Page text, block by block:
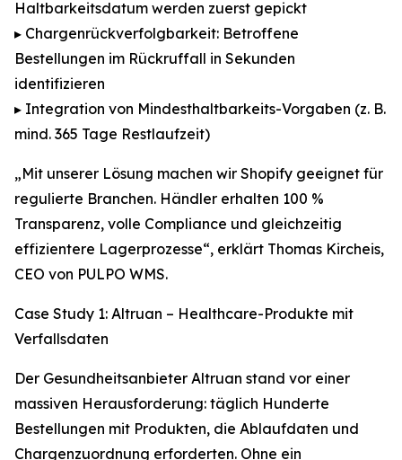
Haltbarkeitsdatum werden zuerst gepickt
▸ Chargenrückverfolgbarkeit: Betroffene
Bestellungen im Rückruffall in Sekunden
identifizieren
▸ Integration von Mindesthaltbarkeits-Vorgaben (z. B.
mind. 365 Tage Restlaufzeit)
„Mit unserer Lösung machen wir Shopify geeignet für
regulierte Branchen. Händler erhalten 100 %
Transparenz, volle Compliance und gleichzeitig
effizientere Lagerprozesse“, erklärt Thomas Kircheis,
CEO von PULPO WMS.
Case Study 1: Altruan – Healthcare-Produkte mit
Verfallsdaten
Der Gesundheitsanbieter Altruan stand vor einer
massiven Herausforderung: täglich Hunderte
Bestellungen mit Produkten, die Ablaufdaten und
Chargenzuordnung erforderten. Ohne ein